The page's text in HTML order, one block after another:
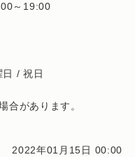
～19:00
/ 祝日
合があります。
2022年01月15日 00:00